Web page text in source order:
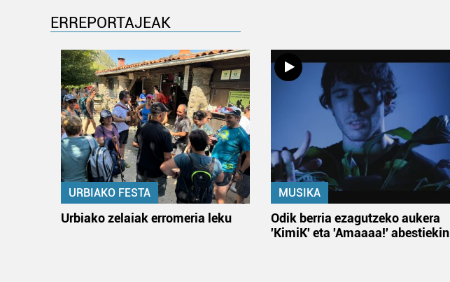
ERREPORTAJEAK
URBIAKO FESTA
Urbiako zelaiak erromeria leku
MUSIKA
Odik berria ezagutzeko aukera
'KimiK' eta 'Amaaaa!' abestiekin